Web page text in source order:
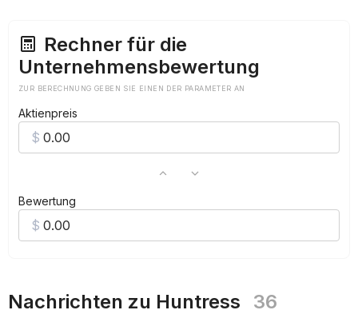
Rechner für die
Unternehmensbewertung
ZUR BERECHNUNG GEBEN SIE EINEN DER PARAMETER AN
Aktienpreis
Bewertung
Nachrichten zu Huntress 36